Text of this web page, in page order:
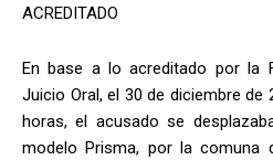
ACREDITADO
En base a lo acreditado por la
Juicio Oral, el 30 de diciembre de
horas, el acusado se
modelo Prisma, por la comuna